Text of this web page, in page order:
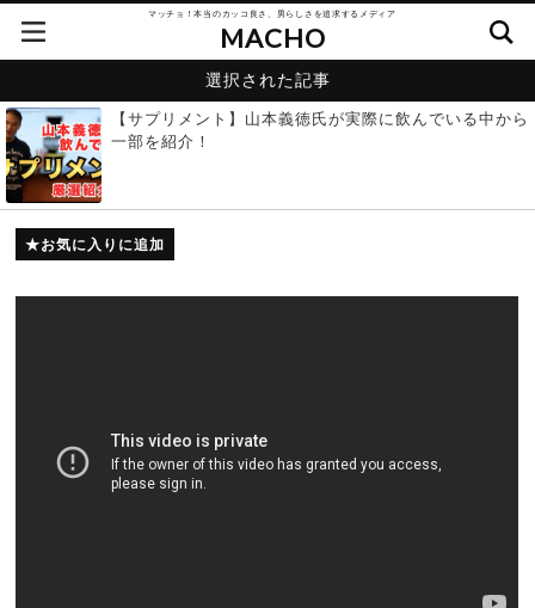
マッチョ！本当のカッコ良さ、男らしさを追求するメディア
MACHO
選択された記事
【サプリメント】山本義徳氏が実際に飲んでいる中から
一部を紹介！
お気に入りに追加